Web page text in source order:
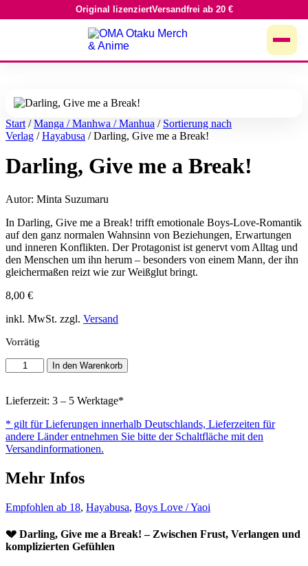
Inhalt
Original lizenziertVersandfrei ab 20 €
Start /Manga / Manhwa / Manhua / Sortierung nach
Verlag /Hayabusa / Darling, Give me a Break!
Darling, Give me a Break!
Autor: Minta Suzumaru
In Darling, Give me a Break! trifft emotionale Boys-Love-Romantik
auf den ganz normalen Wahnsinn von Beziehungen, Erwartungen
und inneren Konflikten. Der Protagonist ist genervt vom Alltag und
den Menschen um ihn herum – besonders von einem Mann, der ihn
gleichermaßen reizt wie zur Weißglut bringt.
8,00 €
inkl. MwSt. zzgl. Versand
Vorrätig
Darling,
Give
a
Menge
In den Warenkorb
Lieferzeit: 3 – 5 Werktage*
* gilt für Lieferungen innerhalb Deutschlands, Lieferzeiten für
andere Länder entnehmen Sie bitte der Schaltfläche mit den
Versandinformationen.
Mehr Infos
Empfohlen ab 18, Hayabusa, Boys Love / Yaoi
💔 Darling, Give me a Break! – Zwischen Frust, Verlangen und
komplizierten Gefühlen